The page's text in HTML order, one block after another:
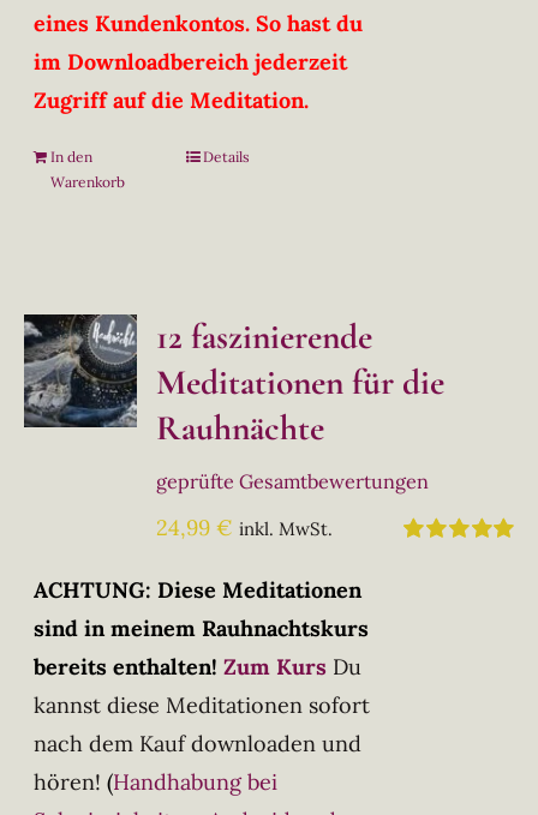
eines Kundenkontos. So hast du
im Downloadbereich jederzeit
Zugriff auf die Meditation.
In den
Warenkorb
Details
12 faszinierende
Meditationen für die
Rauhnächte
geprüfte Gesamtbewertungen
24,99€ inkl. MwSt.
ACHTUNG: Diese Meditationen
sind in meinem Rauhnachtskurs
bereits enthalten!Zum Kurs Du
kannst diese Meditationen sofort
nach dem Kauf downloaden und
hören!(Handhabung bei